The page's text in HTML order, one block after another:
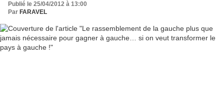
Publié le 25/04/2012 à 13:00
Par FARAVEL